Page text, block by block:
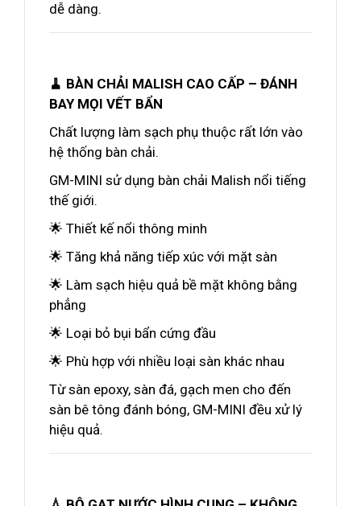
dễ dàng.
🧹 BÀN CHẢI MALISH CAO CẤP – ĐÁNH
BAY MỌI VẾT BẨN
Chất lượng làm sạch phụ thuộc rất lớn vào
hệ thống bàn chải.
GM-MINI sử dụng bàn chải Malish nổi tiếng
thế giới.
🌟 Thiết kế nổi thông minh
🌟 Tăng khả năng tiếp xúc với mặt sàn
🌟 Làm sạch hiệu quả bề mặt không bằng
phẳng
🌟 Loại bỏ bụi bẩn cứng đầu
🌟 Phù hợp với nhiều loại sàn khác nhau
Từ sàn epoxy, sàn đá, gạch men cho đến
sàn bê tông đánh bóng, GM-MINI đều xử lý
hiệu quả.